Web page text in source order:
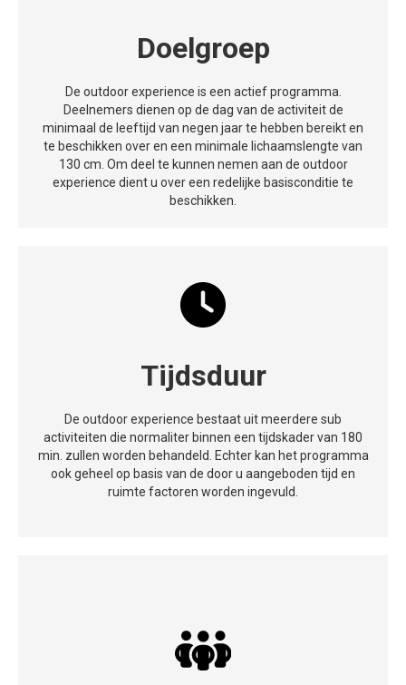
Doelgroep
De outdoor experience is een actief programma.
Deelnemers dienen op de dag van de activiteit de
minimaal de leeftijd van negen jaar te hebben bereikt en
te beschikken over en een minimale lichaamslengte van
130 cm. Om deel te kunnen nemen aan de outdoor
experience dient u over een redelijke basisconditie te
beschikken.
Tijdsduur
De outdoor experience bestaat uit meerdere sub
activiteiten die normaliter binnen een tijdskader van 180
min. zullen worden behandeld. Echter kan het programma
ook geheel op basis van de door u aangeboden tijd en
ruimte factoren worden ingevuld.